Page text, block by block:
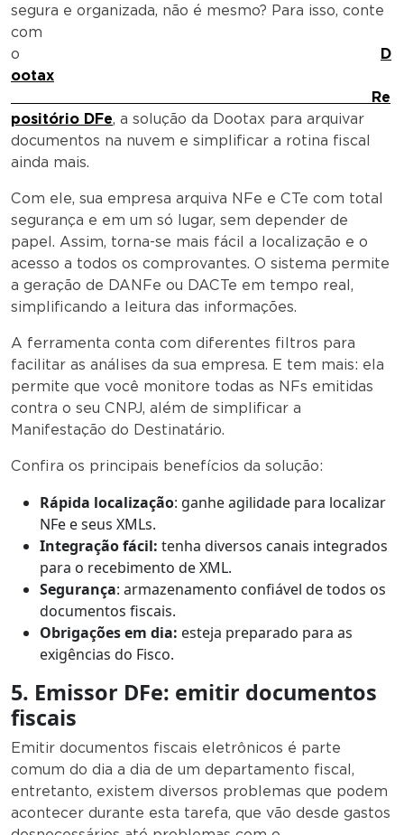
segura e organizada, não é mesmo? Para isso, conte
com
o D
ootax
Re
positório DFe, a solução da Dootax para arquivar
documentos na nuvem e simplificar a rotina fiscal
ainda mais.
Com ele, sua empresa arquiva NFe e CTe com total
segurança e em um só lugar, sem depender de
papel. Assim, torna-se mais fácil a localização e o
acesso a todos os comprovantes. O sistema permite
a geração de DANFe ou DACTe em tempo real,
simplificando a leitura das informações.
A ferramenta conta com diferentes filtros para
facilitar as análises da sua empresa. E tem mais: ela
permite que você monitore todas as NFs emitidas
contra o seu CNPJ, além de simplificar a
Manifestação do Destinatário.
Confira os principais benefícios da solução:
Rápida localização: ganhe agilidade para localizar
NFe e seus XMLs.
Integração fácil: tenha diversos canais integrados
para o recebimento de XML.
Segurança: armazenamento confiável de todos os
documentos fiscais.
Obrigações em dia: esteja preparado para as
exigências do Fisco.
5. Emissor DFe: emitir documentos
fiscais
Emitir documentos fiscais eletrônicos é parte
comum do dia a dia de um departamento fiscal,
entretanto, existem diversos problemas que podem
acontecer durante esta tarefa, que vão desde gastos